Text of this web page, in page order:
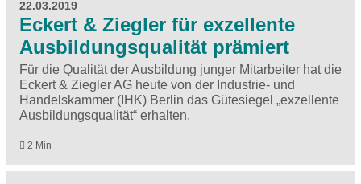
22.03.2019
Eckert & Ziegler für exzellente
Ausbildungsqualität prämiert
Für die Qualität der Ausbildung junger Mitarbeiter hat die
Eckert & Ziegler AG heute von der Industrie- und
Handelskammer (IHK) Berlin das Gütesiegel „exzellente
Ausbildungsqualität“ erhalten.
2 Min